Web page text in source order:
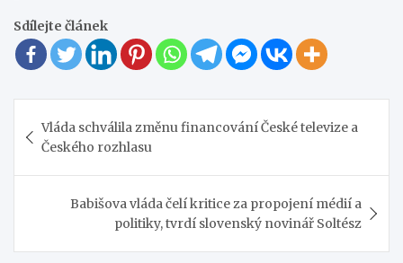
Sdílejte článek
pro
příspěvek
Vláda schválila změnu financování České televize a
Českého rozhlasu
Babišova vláda čelí kritice za propojení médií a
politiky, tvrdí slovenský novinář Soltész